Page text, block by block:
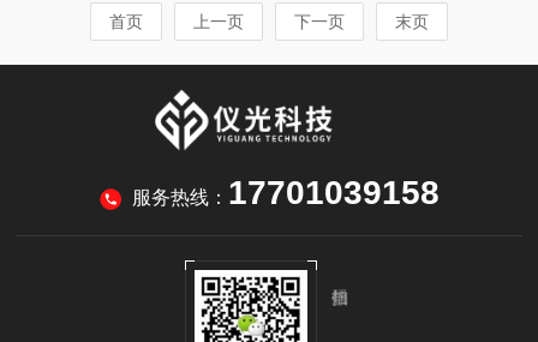
首页 上一页 下一页 末页
服务热线： 17701039158